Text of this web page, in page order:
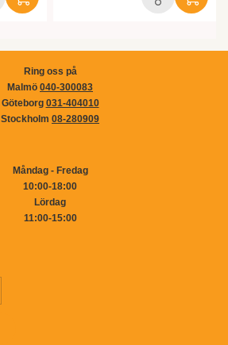
Ring oss på
Malmö 040-300083
Göteborg 031-404010
Stockholm 08-280909
Måndag - Fredag
10:00-18:00
Lördag
11:00-15:00